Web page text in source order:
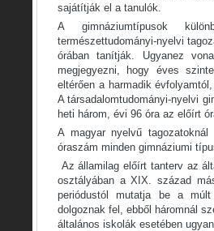
sajátítják el a tanulók.
A gimnáziumtípusok
természettudományi-nyelvi
órában tanítják. Ugyanez
megjegyezni, hogy éves
eltérően a harmadik
A társadalomtudományi-nyelvi
heti három, évi 96 óra az előírt
A magyar nyelvű
óraszám minden gimnáziumi
Az államilag előírt tanterv az
osztályában a XIX. század
periódustól mutatja be a
dolgoznak fel, ebből háromnál
általános iskolák esetében